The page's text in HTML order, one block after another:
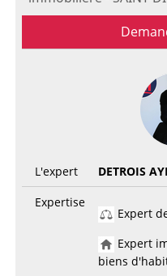
L'expert
DETROIS
Expertise
Expert
Expert
biens